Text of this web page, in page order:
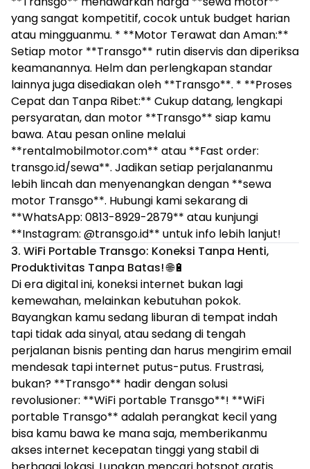
yang sangat kompetitif, cocok untuk budget harian
atau mingguanmu. * **Motor Terawat dan Aman:**
Setiap motor **Transgo** rutin diservis dan diperiksa
keamanannya. Helm dan perlengkapan standar
lainnya juga disediakan oleh **Transgo**. * **Proses
Cepat dan Tanpa Ribet:** Cukup datang, lengkapi
persyaratan, dan motor **Transgo** siap kamu
bawa. Atau pesan online melalui
**rentalmobilmotor.com** atau **Fast order:
transgo.id/sewa**. Jadikan setiap perjalananmu
lebih lincah dan menyenangkan dengan **sewa
motor Transgo**. Hubungi kami sekarang di
**WhatsApp: 0813-8929-2879** atau kunjungi
**Instagram: @transgo.id** untuk info lebih lanjut!
3. WiFi Portable Transgo: Koneksi Tanpa Henti,
Produktivitas Tanpa Batas!🌐🔋
Di era digital ini, koneksi internet bukan lagi
kemewahan, melainkan kebutuhan pokok.
Bayangkan kamu sedang liburan di tempat indah
tapi tidak ada sinyal, atau sedang di tengah
perjalanan bisnis penting dan harus mengirim email
mendesak tapi internet putus-putus. Frustrasi,
bukan? **Transgo** hadir dengan solusi
revolusioner: **WiFi portable Transgo**! **WiFi
portable Transgo** adalah perangkat kecil yang
bisa kamu bawa ke mana saja, memberikanmu
akses internet kecepatan tinggi yang stabil di